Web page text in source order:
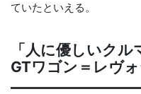
ていたといえる。
「人に優しいク
GTワゴン＝レヴ